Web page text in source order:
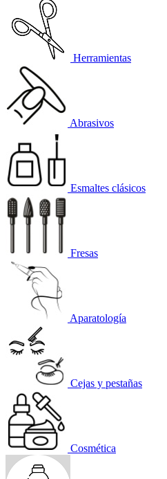
Herramientas
Abrasivos
Esmaltes clásicos
Fresas
Aparatología
Cejas y pestañas
Cosmética